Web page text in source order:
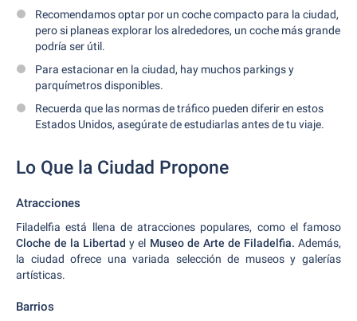
Recomendamos optar por un coche compacto para la ciudad,
pero si planeas explorar los alrededores, un coche más grande
podría ser útil.
Para estacionar en la ciudad, hay muchos parkings y
parquímetros disponibles.
Recuerda que las normas de tráfico pueden diferir en estos
Estados Unidos, asegúrate de estudiarlas antes de tu viaje.
Lo Que la Ciudad Propone
Atracciones
Filadelfia está llena de atracciones populares, como el famoso
Cloche de la Libertad y el Museo de Arte de Filadelfia. Además,
la ciudad ofrece una variada selección de museos y galerías
artísticas.
Barrios